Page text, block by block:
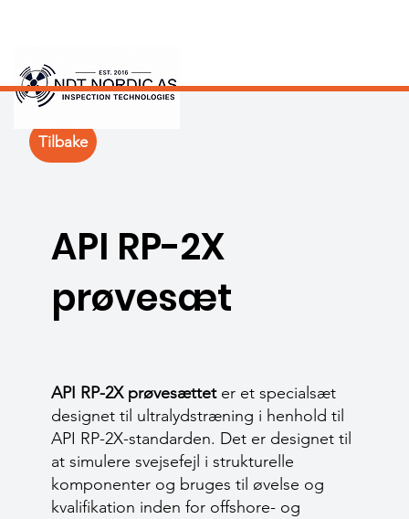
API RP-2X
prøvesæt
API RP-2X prøvesætteter et specialsæt
designet til ultralydstræning i henhold til
API RP-2X-standarden. Det er designet til
at simulere svejsefejl i strukturelle
komponenter og bruges til øvelse og
kvalifikation inden for offshore- og
Tilbake